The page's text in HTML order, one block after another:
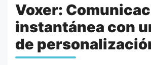
Voxer:
instantánea con
de